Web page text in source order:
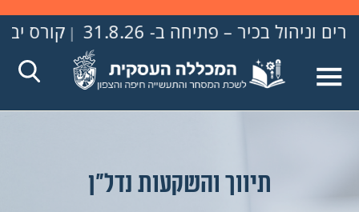
– פתיחה ב- 31.8.26 | קורס יבוא יצוא וסחר
תיווך והשקעות נדל"ן